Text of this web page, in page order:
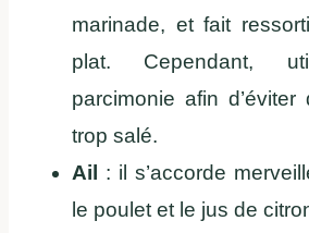
marinade, et fait
plat. Cependant,
parcimonie afin
trop salé.
Ail : il s’accorde
le poulet et le jus de